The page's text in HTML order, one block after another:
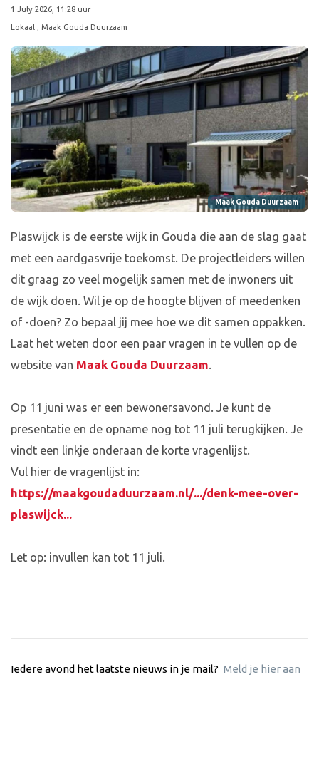
1 July 2026, 11:28 uur
Lokaal , Maak Gouda Duurzaam
Maak Gouda Duurzaam
Plaswijck is de eerste wijk in Gouda die aan de slag gaat
met een aardgasvrije toekomst. De projectleiders willen
dit graag zo veel mogelijk samen met de inwoners uit
de wijk doen. Wil je op de hoogte blijven of meedenken
of -doen? Zo bepaal jij mee hoe we dit samen oppakken.
Laat het weten door een paar vragen in te vullen op de
website van Maak Gouda Duurzaam.
Op 11 juni was er een bewonersavond. Je kunt de
presentatie en de opname nog tot 11 juli terugkijken. Je
vindt een linkje onderaan de korte vragenlijst.
Vul hier de vragenlijst in:
https://maakgoudaduurzaam.nl/.../denk-mee-over-
plaswijck...
Let op: invullen kan tot 11 juli.
Iedere avond het laatste nieuws in je mail? Meld je hier aan